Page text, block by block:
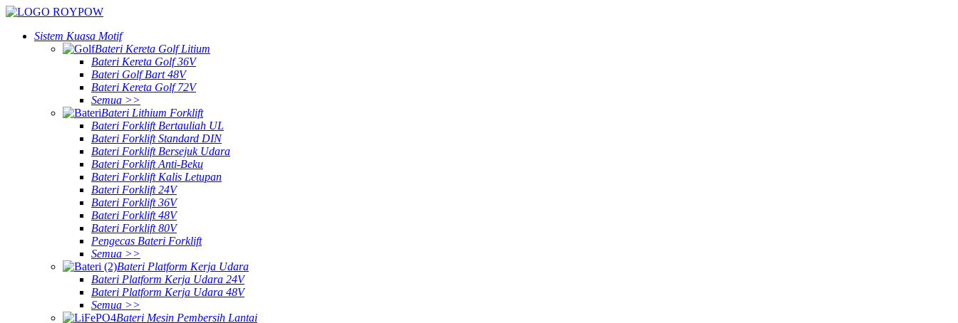
Sistem Kuasa Motif
Bateri Kereta Golf Litium
Bateri Kereta Golf 36V
Bateri Golf Bart 48V
Bateri Kereta Golf 72V
Semua >>
Bateri Lithium Forklift
Bateri Forklift Bertauliah UL
Bateri Forklift Standard DIN
Bateri Forklift Bersejuk Udara
Bateri Forklift Anti-Beku
Bateri Forklift Kalis Letupan
Bateri Forklift 24V
Bateri Forklift 36V
Bateri Forklift 48V
Bateri Forklift 80V
Pengecas Bateri Forklift
Semua >>
Bateri Platform Kerja Udara
Bateri Platform Kerja Udara 24V
Bateri Platform Kerja Udara 48V
Semua >>
Bateri Mesin Pembersih Lantai